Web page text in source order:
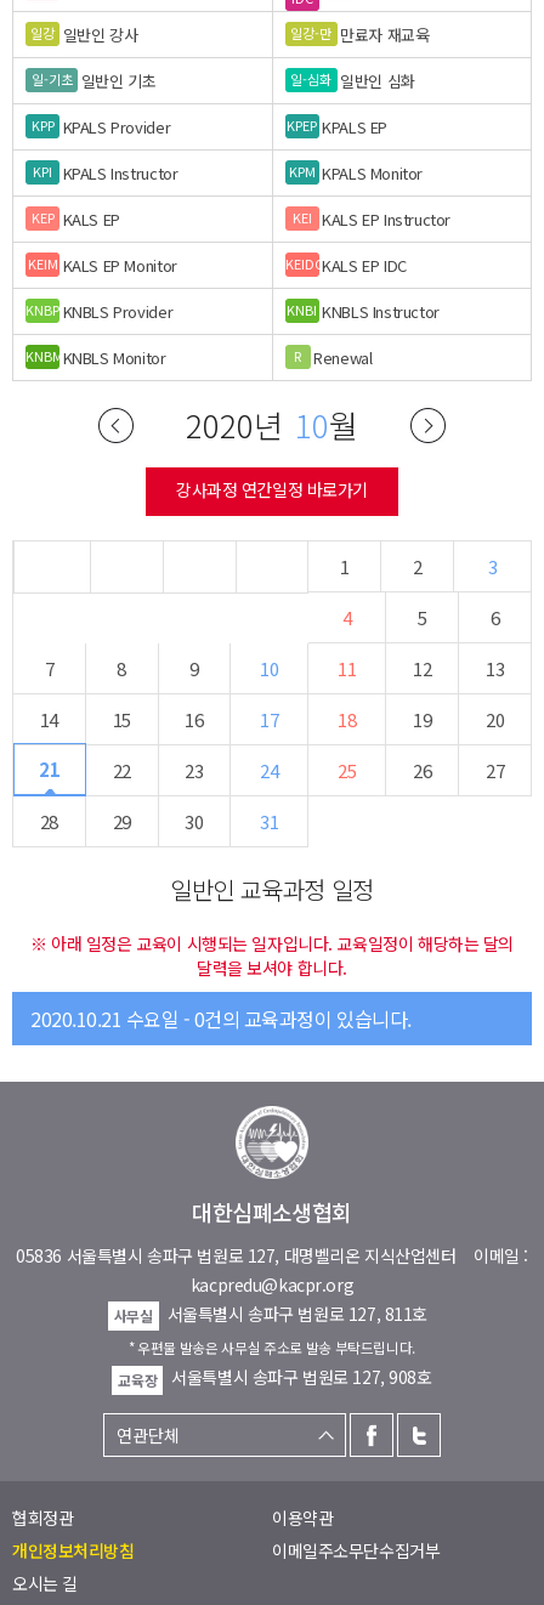
일강 일반인 강사 일강-만 만료자 재교육
일-기초 일반인 기초 일-심화 일반인 심화
KPP KPALS Provider KPEP KPALS EP
KPI KPALS Instructor KPM KPALS Monitor
KEP KALS EP KEI KALS EP Instructor
KEIM KALS EP Monitor KEIDCKALS EP IDC
KNBPKNBLS Provider KNBI KNBLS Instructor
KNBMKNBLS Monitor R Renewal
2020년 10월
강사과정 연간일정 바로가기
1 2
3
4
5
6
7
8 9 10 11 12
13
14
15 16 17 18 19
20
21
22 23 24 25 26
27
28
29 30 31
일반인 교육과정 일정
※ 아래 일정은 교육이 시행되는 일자입니다. 교육일정이 해당하는 달의
달력을 보셔야 합니다.
2020.10.21 수요일 - 0건의 교육과정이 있습니다.
대한심폐소생협회
05836 서울특별시 송파구 법원로 127, 대명벨리온 지식산업센터 이메일 :
kacpredu@kacpr.org
사무실 서울특별시 송파구 법원로 127, 811호
* 우편물 발송은 사무실 주소로 발송 부탁드립니다.
교육장
서울특별시 송파구 법원로 127, 908호
협회정관
이용약관
개인정보처리방침
이메일주소무단수집거부
오시는 길